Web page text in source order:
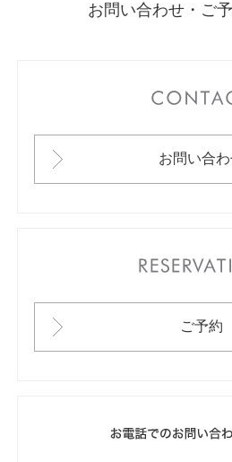
お問い合わせ・ご
お問い合
ご予約